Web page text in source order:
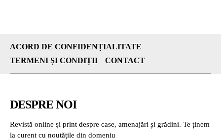
ACORD DE CONFIDENȚIALITATE
TERMENI ȘI CONDIȚII
CONTACT
DESPRE NOI
Revistă online și print despre case, amenajări și grădini. Te ținem
la curent cu noutățile din domeniu